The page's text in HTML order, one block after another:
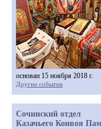
основан 15 ноября 2018 г.
Другие события
Сочинский отдел
Казачьего Конвоя